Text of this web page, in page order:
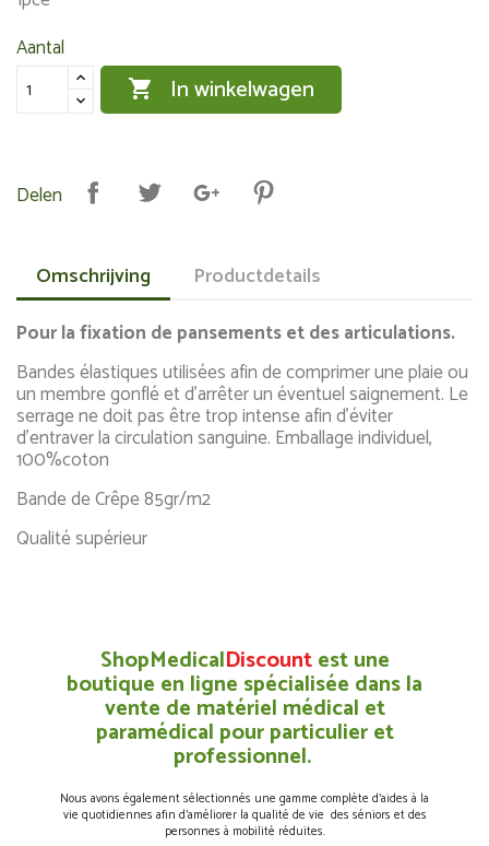
Aantal
 In winkelwagen
Delen
Omschrijving Productdetails
Pour la fixation de pansements et des articulations.
Bandes élastiques utilisées afin de comprimer une plaie ou
un membre gonflé et d'arrêter un éventuel saignement. Le
serrage ne doit pas être trop intense afin d’éviter
d'entraver la circulation sanguine. Emballage individuel,
100%coton
Bande de Crêpe 85gr/m2
Qualité supérieur
ShopMedicalDiscountest une
boutique en ligne spécialisée dans la
vente de matériel médical et
paramédical pour particulier et
professionnel.
Nous avons également sélectionnés une gamme complète d’aides à la
vie quotidiennes afin d’améliorer la qualité de vie des séniors et des
personnes à mobilité réduites.